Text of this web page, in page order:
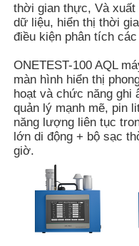
Về chúng tôi
Tham quan nhà máy
Kiểm soát chất
Liên hệ chúng tôi
Tin tức
thời gian thực, Và
dữ liệu, hiển thị thời
điều kiện phân tích
ONETEST-100 AQL
màn hình hiển thị
hoạt và chức năng ghi
quản lý mạnh mẽ, pin
năng lượng liên tục
lớn di động + bộ sạc
giờ.